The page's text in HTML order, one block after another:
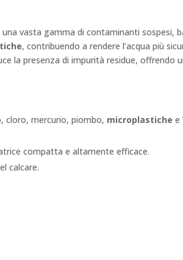
vasta gamma di contaminanti
, contribuendo a rendere l’acqua più
la presenza di impurità residue, offrendo
cloro, mercurio, piombo, microplastiche e
compatta e altamente efficace.
calcare.